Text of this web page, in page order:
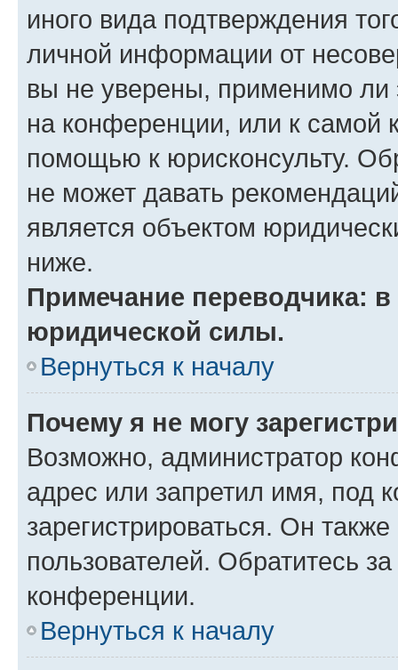
иного вида подтверждения
личной информации от
вы не уверены, применимо ли
на конференции, или к самой
помощью к юрисконсульту.
не может давать
является объектом
ниже.
Примечание переводчика:
юридической силы.
Вернуться к началу
Почему я не могу
Возможно, администратор
адрес или запретил имя, под
зарегистрироваться. Он
пользователей. Обратитесь
конференции.
Вернуться к началу